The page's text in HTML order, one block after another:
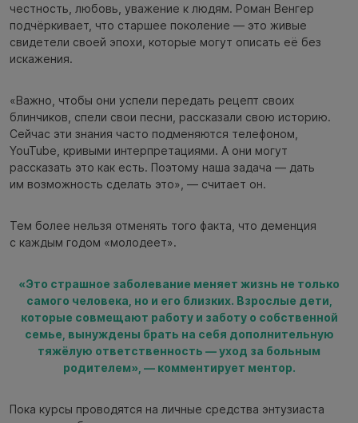
честность, любовь, уважение к людям. Роман Венгер
подчёркивает, что старшее поколение — это живые
свидетели своей эпохи, которые могут описать её без
искажения.
«Важно, чтобы они успели передать рецепт своих
блинчиков, спели свои песни, рассказали свою историю.
Сейчас эти знания часто подменяются телефоном,
YouTube, кривыми интерпретациями. А они могут
рассказать это как есть. Поэтому наша задача — дать
им возможность сделать это», — считает он.
Тем более нельзя отменять того факта, что деменция
с каждым годом «молодеет».
«Это страшное заболевание меняет жизнь не только
самого человека, но и его близких. Взрослые дети,
которые совмещают работу и заботу о собственной
семье, вынуждены брать на себя дополнительную
тяжёлую ответственность — уход за больным
родителем», — комментирует ментор.
Пока курсы проводятся на личные средства энтузиаста